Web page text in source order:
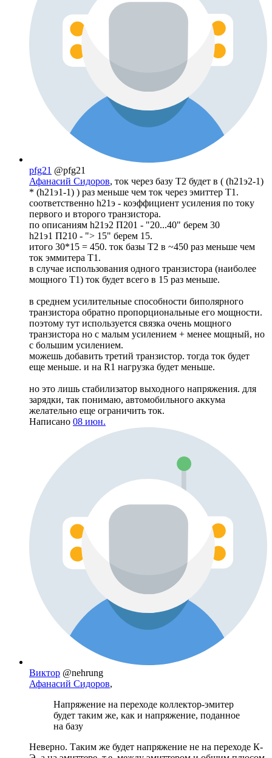
pfg21 @pfg21
Афанасий Сидоров, ток через базу Т2 будет в ( (h21э2-1)
* (h21э1-1) ) раз меньше чем ток через эмиттер T1.
соответственно h21э - коэффициент усиления по току
первого и второго транзистора.
по описаниям h21э2 П201 - "20...40" берем 30
h21э1 П210 - "> 15" берем 15.
итого 30*15 = 450. ток базы Т2 в ~450 раз меньше чем
ток эммитера T1.
в случае использования одного транзистора (наиболее
мощного T1) ток будет всего в 15 раз меньше.
в среднем усилительные способности биполярного
транзистора обратно пропорциональные его мощности.
поэтому тут используется связка очень мощного
транзистора но с малым усилением + менее мощный, но
с большим усилением.
можешь добавить третий транзистор. тогда ток будет
еще меньше. и на R1 нагрузка будет меньше.
но это лишь стабилизатор выходного напряжения. для
зарядки, так понимаю, автомобильного аккума
желательно еще ограничить ток.
Написано 08 июн.
Виктор @nehrung
Афанасий Сидоров,
Напряжение на переходе коллектор-эмитер
будет таким же, как и напряжение, поданное
на базу
Неверно. Таким же будет напряжение не на переходе К-